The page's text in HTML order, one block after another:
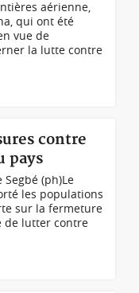
aérienne,
qui ont été
vue de
la lutte contre
contre
pays
(ph)Le
les populations
sur la fermeture
de lutter contre